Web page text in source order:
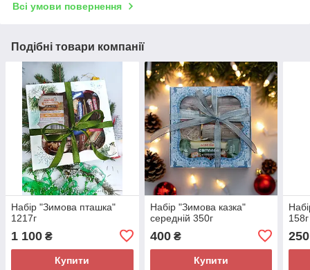
Всі умови повернення
Подібні товари компанії
Набір "Зимова пташка"
1217г
1 100 ₴
Купити
Набір "Зимова казка"
середній 350г
400₴
Купити
158г
250